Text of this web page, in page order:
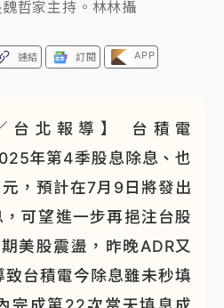
哲家主持。林林攝
連結 訂閱 APP
台北報導】 台積電
年第4季股息除息、也
，預計在7月9日將發出
可望進一步再挹注台股
美股震盪，昨晚ADR又
台積電今除息雖未秒填